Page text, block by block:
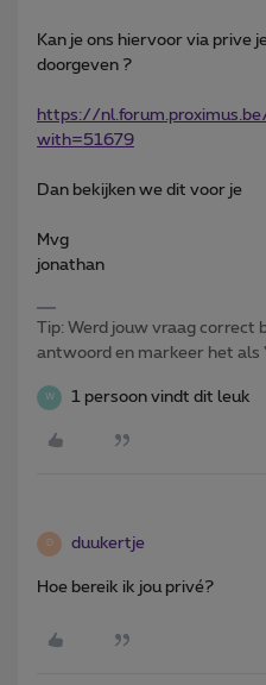
Kan je ons hiervoor via prive
doorgeven ?
https://
with=51679
Dan bekijken we dit voor je
Mvg
jonathan
Tip: Werd jouw vraag correct
antwoord en markeer het als
W 1 persoon vindt dit leuk
D duukertje
Hoe bereik ik jou privé?